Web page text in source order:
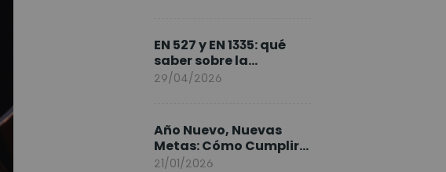
EN 527 y EN 1335: qué
saber sobre la
normativa de los
29/04/2026
Año Nuevo, Nuevas
Metas: Cómo Cumplir
tus Objetivos Fitness
21/01/2026